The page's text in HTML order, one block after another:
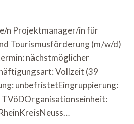
n Projektmanager/in für
Tourismusförderung (m/w/d)
nächstmöglicher
Vollzeit (39
unbefristetEingruppierung: